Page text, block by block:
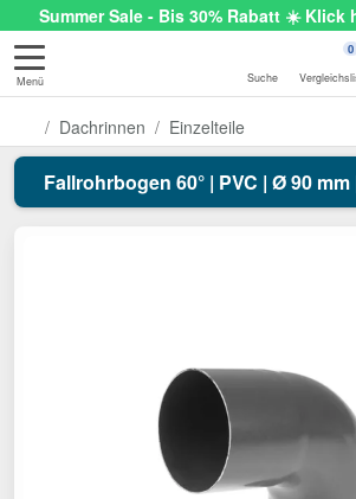
Summer Sale - Bis 30% Rabatt ☀️ Klick
Menü Suche
0
Dachrinnen Einzelteile
Fallrohrbogen 60° | PVC | Ø 90